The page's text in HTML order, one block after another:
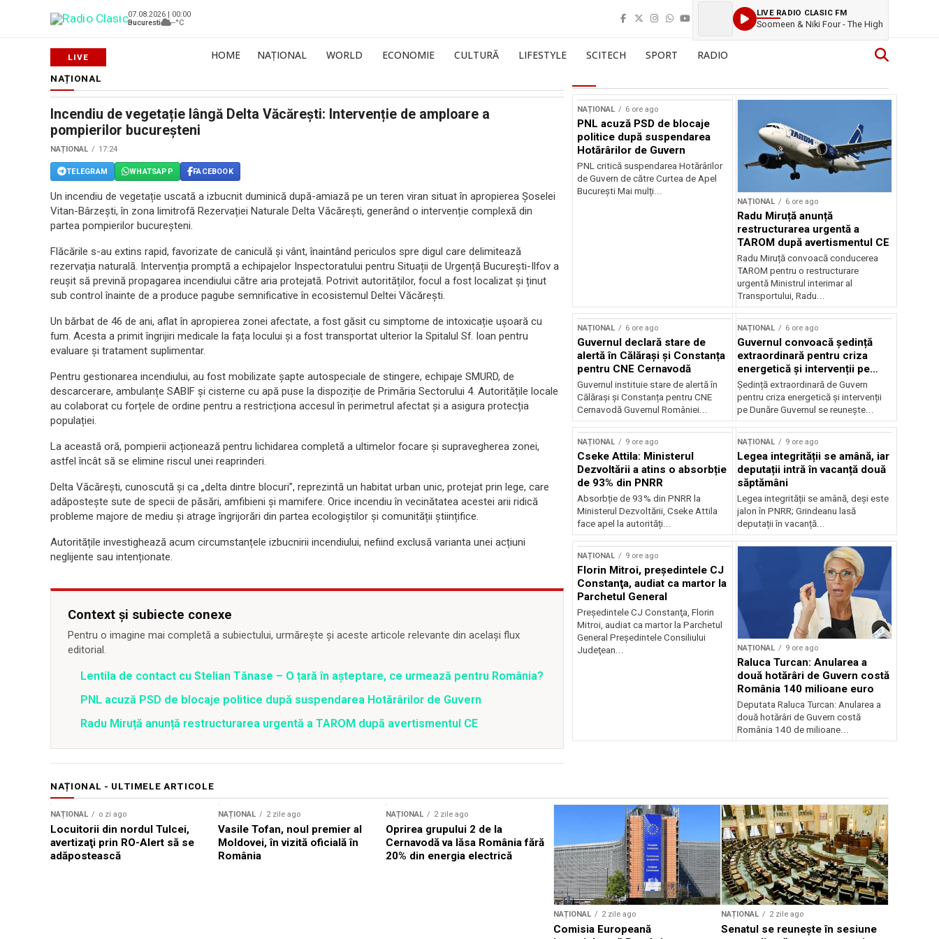
07.08.2026 | 00:00
Bucuresti
--°C
LIVE RADIO CLASIC FM
Soomeen & Niki Four - The High
HOME NAȚIONAL WORLD ECONOMIE CULTURĂ LIFESTYLE SCITECH SPORT RADIO
NAȚIONAL
Incendiu de vegetație lângă Delta Văcărești: Intervenție de amploare a
pompierilor bucureșteni
NAȚIONAL 17:24
TELEGRAM WHATSAPP FACEBOOK
Un incendiu de vegetație uscată a izbucnit duminică după-amiază pe un teren viran situat în apropierea Șoselei
Vitan-Bârzești, în zona limitrofă Rezervației Naturale Delta Văcărești, generând o intervenție complexă din
partea pompierilor bucureșteni.
Flăcările s-au extins rapid, favorizate de caniculă și vânt, înaintând periculos spre digul care delimitează
rezervația naturală. Intervenția promptă a echipajelor Inspectoratului pentru Situații de Urgență București-Ilfov a
reușit să prevină propagarea incendiului către aria protejată. Potrivit autorităților, focul a fost localizat și ținut
sub control înainte de a produce pagube semnificative în ecosistemul Deltei Văcărești.
Un bărbat de 46 de ani, aflat în apropierea zonei afectate, a fost găsit cu simptome de intoxicație ușoară cu
fum. Acesta a primit îngrijiri medicale la fața locului și a fost transportat ulterior la Spitalul Sf. Ioan pentru
evaluare și tratament suplimentar.
Pentru gestionarea incendiului, au fost mobilizate șapte autospeciale de stingere, echipaje SMURD, de
descarcerare, ambulanțe SABIF și cisterne cu apă puse la dispoziție de Primăria Sectorului 4. Autoritățile locale
au colaborat cu forțele de ordine pentru a restricționa accesul în perimetrul afectat și a asigura protecția
populației.
La această oră, pompierii acționează pentru lichidarea completă a ultimelor focare și supravegherea zonei,
astfel încât să se elimine riscul unei reaprinderi.
Delta Văcărești, cunoscută și ca „delta dintre blocuri”, reprezintă un habitat urban unic, protejat prin lege, care
adăpostește sute de specii de păsări, amfibieni și mamifere. Orice incendiu în vecinătatea acestei arii ridică
probleme majore de mediu și atrage îngrijorări din partea ecologiștilor și comunității științifice.
Autoritățile investighează acum circumstanțele izbucnirii incendiului, nefiind exclusă varianta unei acțiuni
neglijente sau intenționate.
Context și subiecte conexe
Pentru o imagine mai completă a subiectului, urmărește și aceste articole relevante din același flux
editorial.
Lentila de contact cu Stelian Tănase – O țară în așteptare, ce urmează pentru România?
PNL acuză PSD de blocaje politice după suspendarea Hotărârilor de Guvern
Radu Miruță anunță restructurarea urgentă a TAROM după avertismentul CE
NAȚIONAL 6 ore ago
PNL acuză PSD de blocaje
politice după suspendarea
Hotărârilor de Guvern
PNL critică suspendarea Hotărârilor
de Guvern de către Curtea de Apel
București Mai mulți...
NAȚIONAL 6 ore ago
Radu Miruță anunță
restructurarea urgentă a
TAROM după avertismentul CE
Radu Miruță convoacă conducerea
TAROM pentru o restructurare
urgentă Ministrul interimar al
Transportului, Radu...
NAȚIONAL 6 ore ago
Guvernul declară stare de
alertă în Călărași și Constanța
pentru CNE Cernavodă
Guvernul instituie stare de alertă în
Călărași și Constanța pentru CNE
Cernavodă Guvernul României...
NAȚIONAL 6 ore ago
Guvernul convoacă ședință
extraordinară pentru criza
energetică și intervenții pe
Dunăre
Ședință extraordinară de Guvern
pentru criza energetică și intervenții
pe Dunăre Guvernul se reunește...
NAȚIONAL 9 ore ago
Cseke Attila: Ministerul
Dezvoltării a atins o absorbție
de 93% din PNRR
Absorbție de 93% din PNRR la
Ministerul Dezvoltării, Cseke Attila
face apel la autorități...
NAȚIONAL 9 ore ago
Legea integrității se amână, iar
deputații intră în vacanță două
săptămâni
Legea integrității se amână, deși este
jalon în PNRR; Grindeanu lasă
deputații în vacanță...
NAȚIONAL 9 ore ago
Florin Mitroi, preşedintele CJ
Constanţa, audiat ca martor la
Parchetul General
Preşedintele CJ Constanţa, Florin
Mitroi, audiat ca martor la Parchetul
General Preşedintele Consiliului
Judeţean...
NAȚIONAL 9 ore ago
Raluca Turcan: Anularea a
două hotărâri de Guvern costă
România 140 milioane euro
Deputata Raluca Turcan: Anularea a
două hotărâri de Guvern costă
România 140 de milioane...
NAȚIONAL - ULTIMELE ARTICOLE
NAȚIONAL o zi ago
Locuitorii din nordul Tulcei,
avertizaţi prin RO-Alert să se
adăpostească
NAȚIONAL 2 zile ago
Vasile Tofan, noul premier al
Moldovei, în vizită oficială în
România
NAȚIONAL 2 zile ago
Oprirea grupului 2 de la
Cernavodă va lăsa România fără
20% din energia electrică
NAȚIONAL 2 zile ago
Comisia Europeană
NAȚIONAL 2 zile ago
Senatul se reunește în sesiune